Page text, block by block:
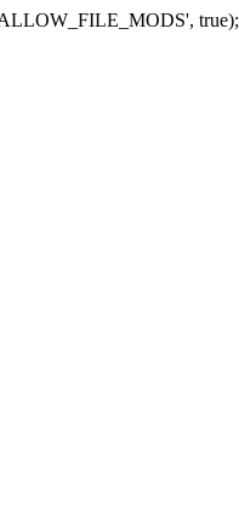
true);